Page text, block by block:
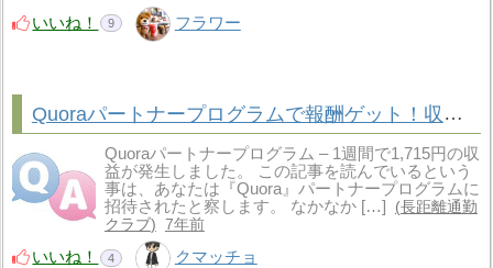
いいね！ 9 フラワー
Quoraパートナープログラムで報酬ゲット！収益を増やす5つの手順
Quoraパートナープログラム – 1週間で1,715円の収
益が発生しました。 この記事を読んでいるという
事は、あなたは『Quora』パートナープログラムに
招待されたと察します。 なかなか […]
長距離通勤
クラブ
7年前
いいね！ 4 クマッチョ